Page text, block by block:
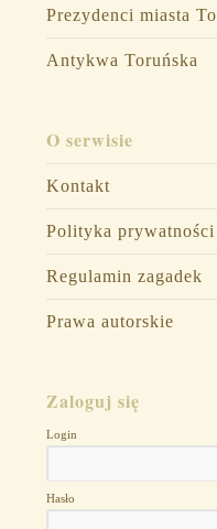
Prezydenci miasta
Antykwa Toruńska
O serwisie
Kontakt
Polityka prywatności
Regulamin zagadek
Prawa autorskie
Zaloguj się
Login
Hasło